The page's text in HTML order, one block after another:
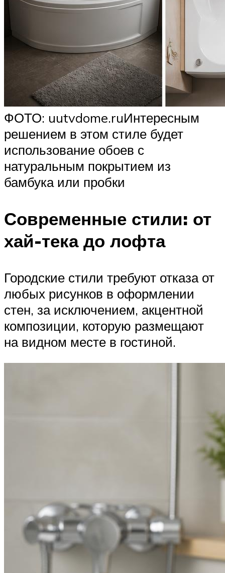
ФОТО: uutvdome.ruИнтересным
решением в этом стиле будет
использование обоев с
натуральным покрытием из
бамбука или пробки
Современные стили: от
хай-тека до лофта
Городские стили требуют отказа от
любых рисунков в оформлении
стен, за исключением, акцентной
композиции, которую размещают
на видном месте в гостиной.